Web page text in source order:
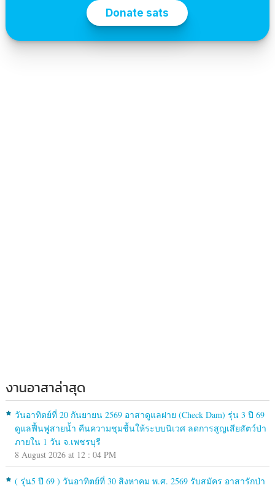
งานอาสาล่าสุด
วันอาทิตย์ที่ 20 กันยายน 2569 อาสาดูแลฝาย (Check Dam) รุ่น 3 ปี 69
ดูแลฟื้นฟูสายน้ำ คืนความชุมชื้นให้ระบบนิเวศ ลดการสูญเสียสัตว์ป่า
ภายใน 1 วัน จ.เพชรบุรี
8 August 2026 at 12 : 04 PM
( รุ่น5 ปี 69 ) วันอาทิตย์ที่ 30 สิงหาคม พ.ศ. 2569 รับสมัคร อาสารักป่า